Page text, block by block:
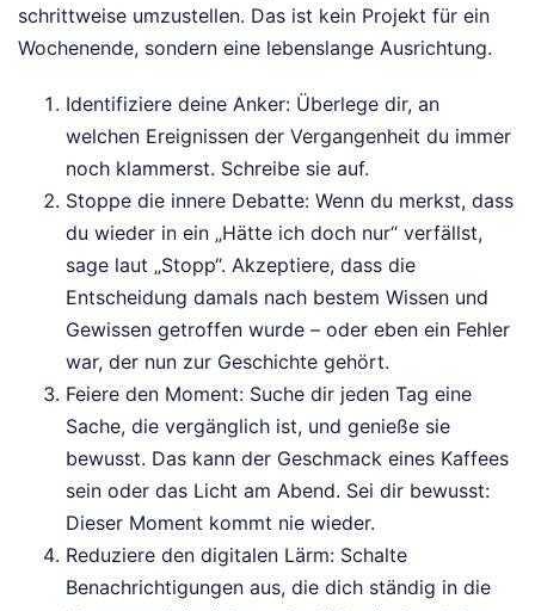
schrittweise umzustellen. Das ist kein Projekt für ein
Wochenende, sondern eine lebenslange Ausrichtung.
Identifiziere deine Anker: Überlege dir, an
welchen Ereignissen der Vergangenheit du immer
noch klammerst. Schreibe sie auf.
Stoppe die innere Debatte: Wenn du merkst, dass
du wieder in ein „Hätte ich doch nur“ verfällst,
sage laut „Stopp“. Akzeptiere, dass die
Entscheidung damals nach bestem Wissen und
Gewissen getroffen wurde – oder eben ein Fehler
war, der nun zur Geschichte gehört.
Feiere den Moment: Suche dir jeden Tag eine
Sache, die vergänglich ist, und genieße sie
bewusst. Das kann der Geschmack eines Kaffees
sein oder das Licht am Abend. Sei dir bewusst:
Dieser Moment kommt nie wieder.
Reduziere den digitalen Lärm: Schalte
Benachrichtigungen aus, die dich ständig in die